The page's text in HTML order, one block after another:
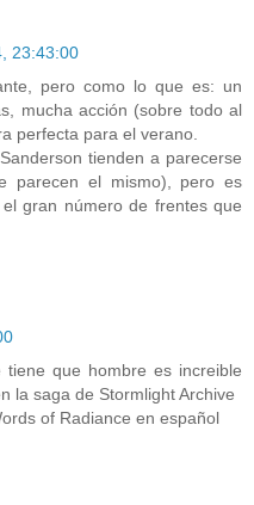
23:43:00
pero como lo que es: un
mucha acción (sobre todo al
perfecta para el verano.
tienden a parecerse
parecen el mismo), pero es
gran número de frentes que
que hombre es increible
la saga de Stormlight Archive
of Radiance en español